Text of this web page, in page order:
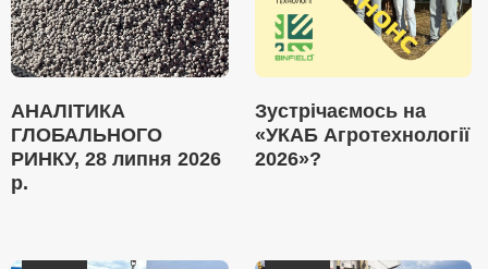
АНАЛІТИКА
ГЛОБАЛЬНОГО
РИНКУ, 28 липня 2026
р.
Зустрічаємось на
«УКАБ Агротехнології
2026»?